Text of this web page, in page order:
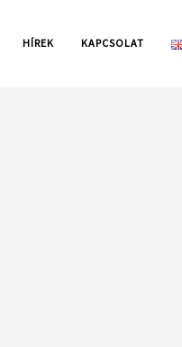
HÍREK KAPCSOLAT